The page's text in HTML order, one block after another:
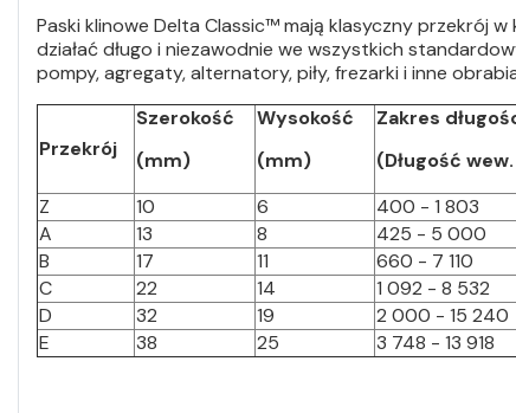
Paski klinowe Delta Classic™ mają klasyczny przekrój
działać długo i niezawodnie we wszystkich
pompy, agregaty, alternatory, piły, frezarki i inne
Przekrój
Szerokość
(mm)
Wysokość
(mm)
Zakres
(Długość
Z
10 6
400 - 1 803
A
13 8
425 - 5 000
B
17 11
660 - 7 110
C
22 14
1 092 - 8 532
D
32 19
2 000 - 15 240
E
38 25 3 748 - 13 918